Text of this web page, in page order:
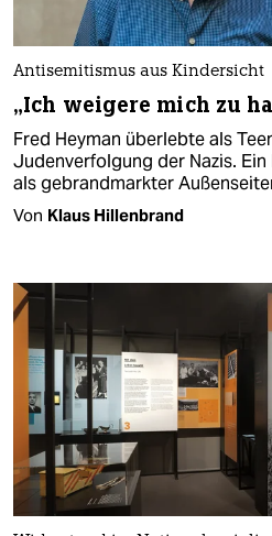
Antisemitismus aus Kindersicht
„Ich weigere mich zu
Fred Heyman überlebte als
Judenverfolgung der Nazis.
als gebrandmarkter
Von Klaus Hillenbrand